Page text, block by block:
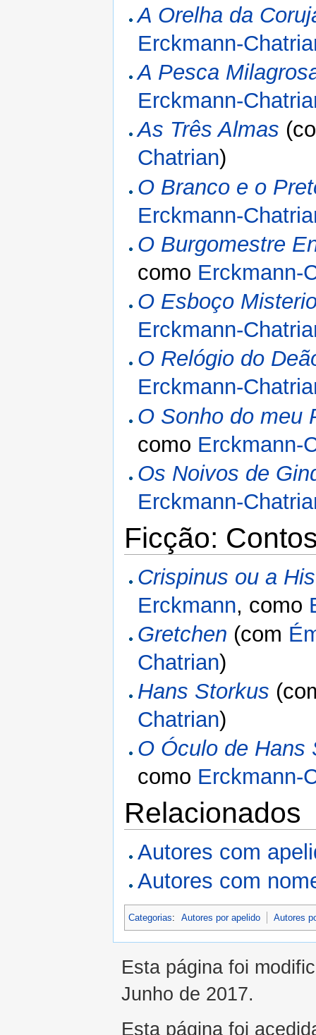
A Orelha da
Erckmann-
A Pesca
Erckmann-
As Três Almas
Chatrian)
O Branco e o
Erckmann-
O Burgomestre
como Erckmann-
O Esboço
Erckmann-
O Relógio do
Erckmann-
O Sonho do meu
como Erckmann-
Os Noivos de
Erckmann-
Ficção:
Crispinus ou a
Erckmann, como
Gretchen (com
Chatrian)
Hans Storkus
Chatrian)
O Óculo de Hans
como Erckmann-
Relacionados
Autores com
Autores com
Categorias: Autores por apelido Autores
Esta página foi
Junho de 2017.
Esta página foi